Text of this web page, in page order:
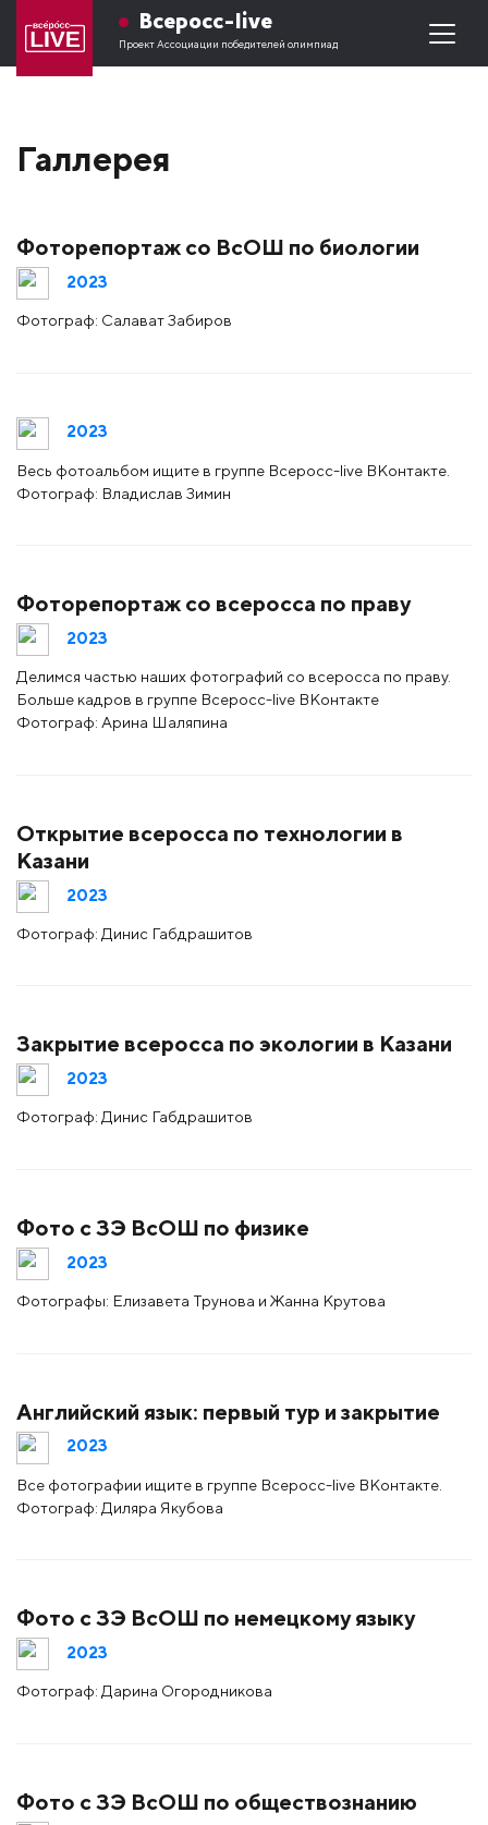
Всеросс-live
Проект Ассоциации победителей олимпиад
Галлерея
Фоторепортаж со ВсОШ по биологии
2023
Фотограф: Салават Забиров
2023
Весь фотоальбом ищите в группе Всеросс-live ВКонтакте.
Фотограф: Владислав Зимин
Фоторепортаж со всеросса по праву
2023
Делимся частью наших фотографий со всеросса по праву.
Больше кадров в группе Всеросс-live ВКонтакте
Фотограф: Арина Шаляпина
Открытие всеросса по технологии в
Казани
2023
Фотограф: Динис Габдрашитов
Закрытие всеросса по экологии в Казани
2023
Фотограф: Динис Габдрашитов
Фото с ЗЭ ВсОШ по физике
2023
Фотографы: Елизавета Трунова и Жанна Крутова
Английский язык: первый тур и закрытие
2023
Все фотографии ищите в группе Всеросс-live ВКонтакте.
Фотограф: Диляра Якубова
Фото с ЗЭ ВсОШ по немецкому языку
2023
Фотограф: Дарина Огородникова
Фото с ЗЭ ВсОШ по обществознанию